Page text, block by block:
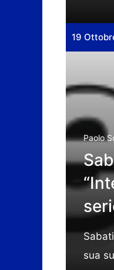
19
Paolo
sua